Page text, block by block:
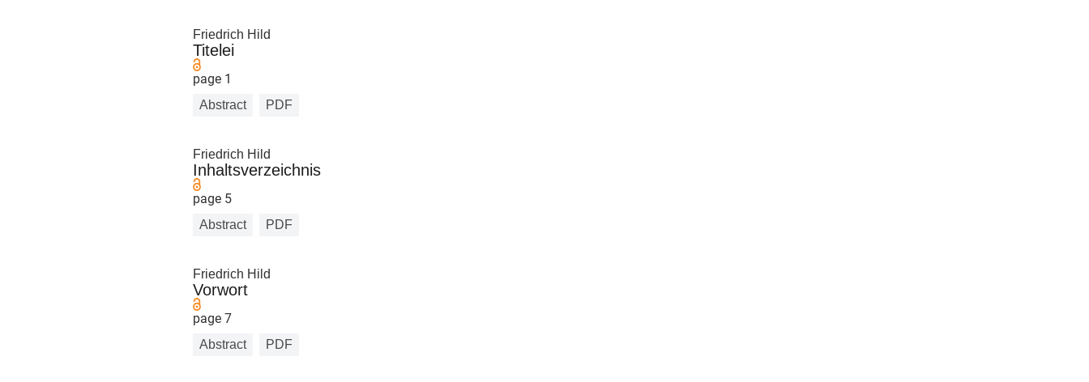
Friedrich Hild
Titelei
page 1
Abstract PDF
Friedrich Hild
Inhaltsverzeichnis
page 5
Abstract PDF
Friedrich Hild
Vorwort
page 7
Abstract PDF